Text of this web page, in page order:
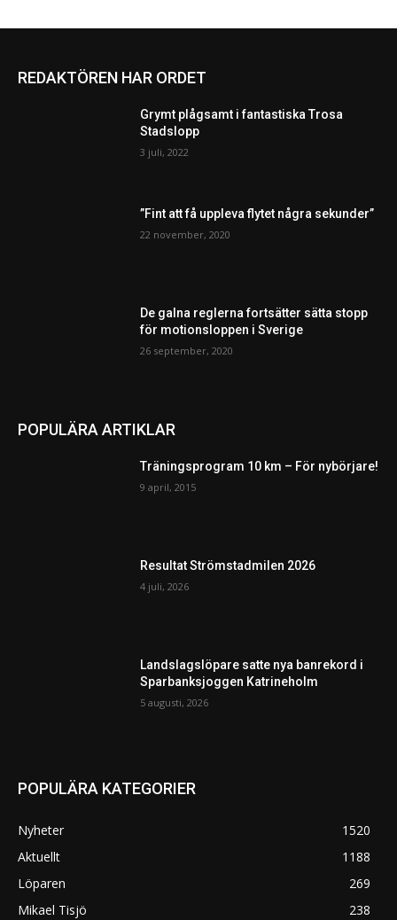
REDAKTÖREN HAR ORDET
Grymt plågsamt i fantastiska Trosa
Stadslopp
3 juli, 2022
”Fint att få uppleva flytet några sekunder”
22 november, 2020
De galna reglerna fortsätter sätta stopp
för motionsloppen i Sverige
26 september, 2020
POPULÄRA ARTIKLAR
Träningsprogram 10 km – För nybörjare!
9 april, 2015
Resultat Strömstadmilen 2026
4 juli, 2026
Landslagslöpare satte nya banrekord i
Sparbanksjoggen Katrineholm
5 augusti, 2026
POPULÄRA KATEGORIER
Nyheter
1520
Aktuellt
1188
Löparen
269
Mikael Tisjö
238